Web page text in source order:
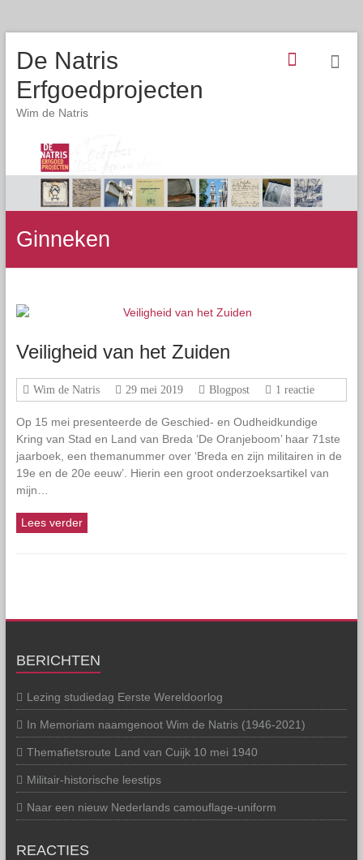
De Natris
Erfgoedprojecten
Wim de Natris
Ginneken
Veiligheid van het Zuiden
Wim de Natris 29 mei 2019 Blogpost 1 reactie
Op 15 mei presenteerde de Geschied- en Oudheidkundige
Kring van Stad en Land van Breda ‘De Oranjeboom’ haar 71ste
jaarboek, een themanummer over ‘Breda en zijn militairen in de
19e en de 20e eeuw’. Hierin een groot onderzoeksartikel van
mijn…
Lees verder
BERICHTEN
Lezing studiedag Eerste Wereldoorlog
In Memoriam naamgenoot Wim de Natris (1946-2021)
Themafietsroute Land van Cuijk 10 mei 1940
Militair-historische leestips
Naar een nieuw Nederlands camouflage-uniform
REACTIES